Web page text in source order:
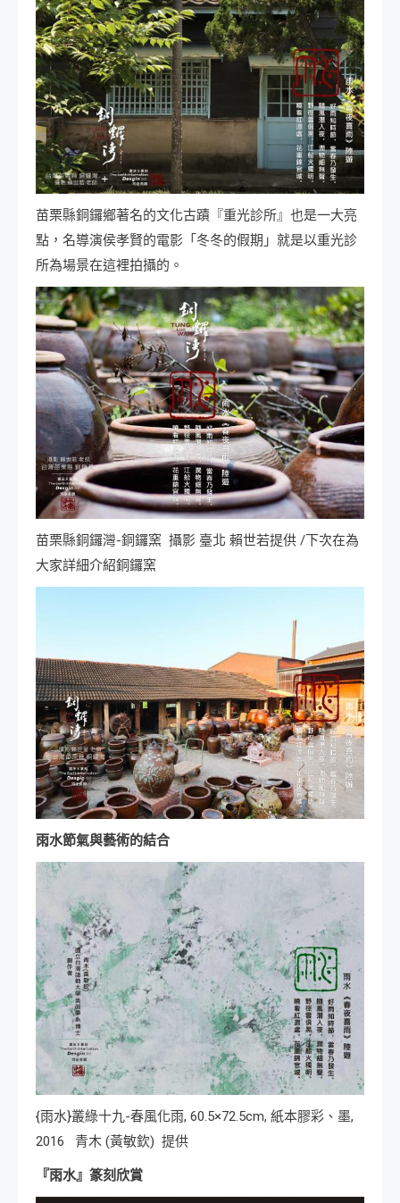
苗栗縣銅鑼鄉著名的文化古蹟『重光診所』也是一大亮
點，名導演侯孝賢的電影「冬冬的假期」就是以重光診
所為場景在這裡拍攝的。
苗栗縣銅鑼灣-銅鑼窯 攝影 臺北 賴世若提供 /下次在為
大家詳細介紹銅鑼窯
雨水節氣與藝術的結合
{雨水}叢綠十九-春風化雨, 60.5×72.5cm, 紙本膠彩、墨,
2016 青木 (黃敏欽) 提供
『雨水』篆刻欣賞